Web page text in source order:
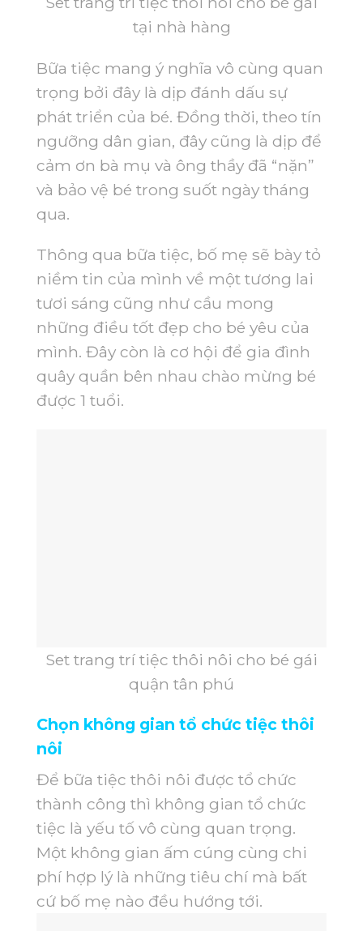
tại nhà hàng
Bữa tiệc mang ý nghĩa vô cùng quan
trọng bởi đây là dịp đánh dấu sự
phát triển của bé. Đồng thời, theo tín
ngưỡng dân gian, đây cũng là dịp để
cảm ơn bà mụ và ông thầy đã “nặn”
và bảo vệ bé trong suốt ngày tháng
qua.
Thông qua bữa tiệc, bố mẹ sẽ bày tỏ
niềm tin của mình về một tương lai
tươi sáng cũng như cầu mong
những điều tốt đẹp cho bé yêu của
mình. Đây còn là cơ hội để gia đình
quây quần bên nhau chào mừng bé
được 1 tuổi.
Set trang trí tiệc thôi nôi cho bé gái
quận tân phú
Chọn không gian tổ chức tiệc thôi
nôi
Để bữa tiệc thôi nôi được tổ chức
thành công thì không gian tổ chức
tiệc là yếu tố vô cùng quan trọng.
Một không gian ấm cúng cùng chi
phí hợp lý là những tiêu chí mà bất
cứ bố mẹ nào đều hướng tới.